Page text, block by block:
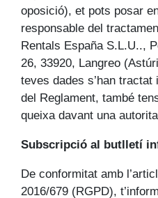
oposició), et pots posar
responsable del
Rentals España S.L.U..,
26, 33920, Langreo
teves dades s’han
del Reglament, també
queixa davant una
Subscripció al butlletí
De conformitat amb
2016/679 (RGPD),